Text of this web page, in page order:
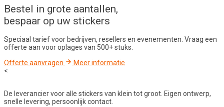
Bestel in grote aantallen,
bespaar op uw stickers
Speciaal tarief voor bedrijven, resellers en evenementen. Vraag een
offerte aan voor oplages van 500+ stuks.
Offerte aanvragen
Meer informatie
<
De leverancier voor alle stickers van klein tot groot. Eigen ontwerp,
snelle levering, persoonlijk contact.